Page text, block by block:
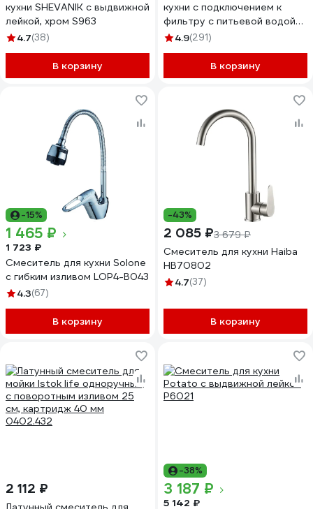
кухни SHEVANIK с выдвижной
лейкой, хром S963
4.7(38)
В корзину
кухни с подключением к
фильтру с питьевой водой
LM3071C-Gray
4.9(291)
В корзину
-15%
1 465 ₽
1 723 ₽
Смеситель для кухни Solone
с гибким изливом LOP4-B043
4.3(67)
В корзину
-43%
2 085 ₽3 679 ₽
Смеситель для кухни Haiba
HB70802
4.7(37)
В корзину
2 112 ₽
-38%
3 187 ₽
5 142 ₽